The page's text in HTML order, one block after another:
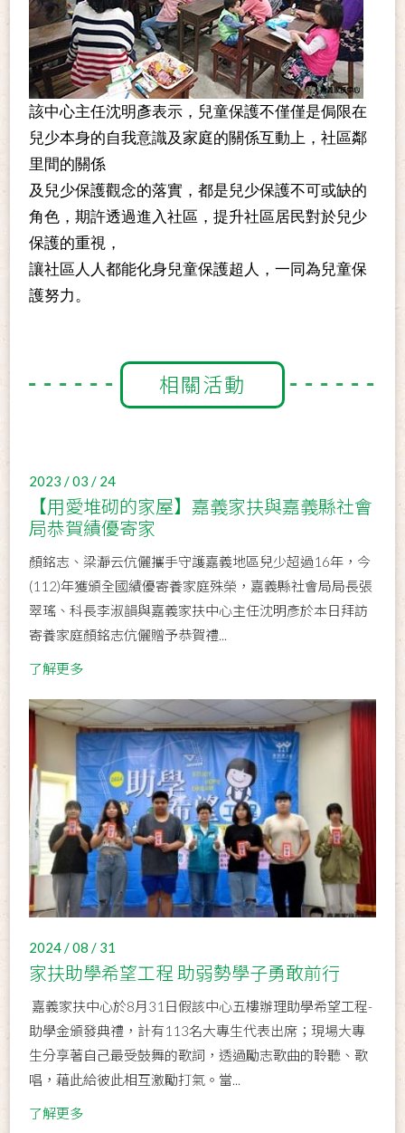
該中心主任沈明彥表示，兒童保護不僅僅是侷限在
兒少本身的自我意識及家庭的關係互動上，社區鄰
里間的關係
及兒少保護觀念的落實，都是兒少保護不可或缺的
角色，期許透過進入社區，提升社區居民對於兒少
保護的重視，
讓社區人人都能化身兒童保護超人，一同為兒童保
護努力。
相關活動
2023 / 03 / 24
【用愛堆砌的家屋】嘉義家扶與嘉義縣社會
局恭賀績優寄家
顏銘志、梁瀞云伉儷攜手守護嘉義地區兒少超過16年，今
(112)年獲頒全國績優寄養家庭殊榮，嘉義縣社會局局長張
翠瑤、科長李淑韻與嘉義家扶中心主任沈明彥於本日拜訪
寄養家庭顏銘志伉儷贈予恭賀禮...
了解更多
2024 / 08 / 31
家扶助學希望工程 助弱勢學子勇敢前行
嘉義家扶中心於8月31日假該中心五樓辦理助學希望工程-
助學金頒發典禮，計有113名大專生代表出席；現場大專
生分享著自己最受鼓舞的歌詞，透過勵志歌曲的聆聽、歌
唱，藉此給彼此相互激勵打氣。當...
了解更多